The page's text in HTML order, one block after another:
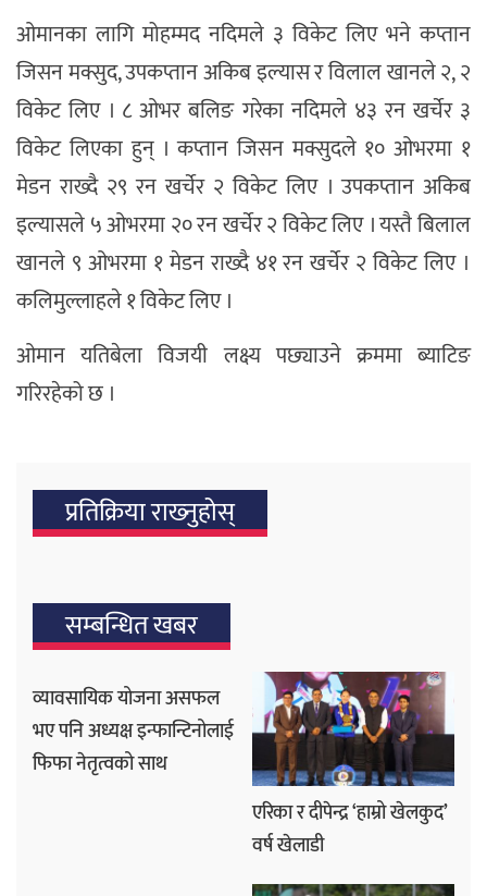
ओमानका लागि मोहम्मद नदिमले ३ विकेट लिए भने कप्तान
जिसन मक्सुद, उपकप्तान अकिब इल्यास र विलाल खानले २, २
विकेट लिए । ८ ओभर बलिङ गरेका नदिमले ४३ रन खर्चेर ३
विकेट लिएका हुन् । कप्तान जिसन मक्सुदले १० ओभरमा १
मेडन राख्दै २९ रन खर्चेर २ विकेट लिए । उपकप्तान अकिब
इल्यासले ५ ओभरमा २० रन खर्चेर २ विकेट लिए । यस्तै बिलाल
खानले ९ ओभरमा १ मेडन राख्दै ४१ रन खर्चेर २ विकेट लिए ।
कलिमुल्लाहले १ विकेट लिए ।
ओमान यतिबेला विजयी लक्ष्य पछ्याउने क्रममा ब्याटिङ
गरिरहेको छ ।
प्रतिक्रिया राख्‍नुहोस्
सम्बन्धित खबर
व्यावसायिक योजना असफल
भए पनि अध्यक्ष इन्फान्टिनोलाई
फिफा नेतृत्वको साथ
एरिका र दीपेन्द्र ‘हाम्रो खेलकुद’
वर्ष खेलाडी